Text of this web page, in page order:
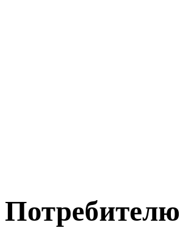
Потребителю